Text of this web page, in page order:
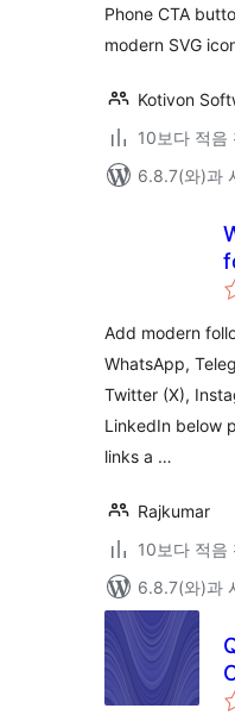
Phone CTA
modern SVG
Kotivon
10보다 적음
6.8.7(와)과
Add modern
WhatsApp,
Twitter (X),
LinkedIn below
links a …
Rajkumar
10보다 적음
6.8.7(와)과